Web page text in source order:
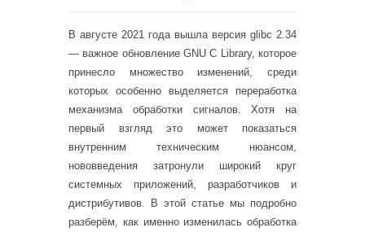
В августе 2021 года вышла версия glibc 2.34
— важное обновление GNU C Library, которое
принесло множество изменений, среди
которых особенно выделяется переработка
механизма обработки сигналов. Хотя на
первый взгляд это может показаться
внутренним техническим нюансом,
нововведения затронули широкий круг
системных приложений, разработчиков и
дистрибутивов. В этой статье мы подробно
разберём, как именно изменилась обработка